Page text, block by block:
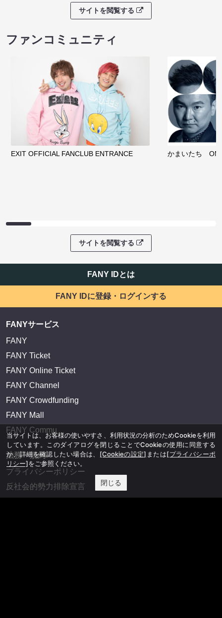
サイトを閲覧する
ファンコミュニティ
EXIT OFFICIAL FANCLUB ENTRANCE かまいたち
サイトを閲覧する
FANY IDとは
FANY IDに登録・ログインする
FANYサービス
FANY
FANY Ticket
FANY Online Ticket
FANY Channel
FANY Crowdfunding
FANY Mall
FANY Commu
法務・規約
プライバシーポリシー
反社会的勢力排除宣言
当サイトは、お客様の使いやすさ、利用状況の分析のためCookieを利用
しています。このダイアログを閉じることでCookieの使用に同意する
か、詳細を確認したい場合は、 [Cookieの設定] または[プライバシーポ
リシー]をご参照ください。
閉じる